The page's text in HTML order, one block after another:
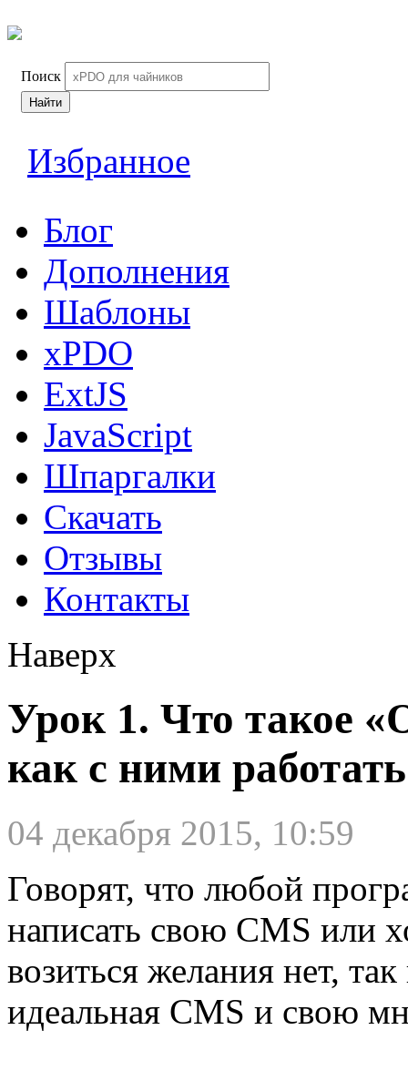
Поиск
Найти
Избранное
Блог
Дополнения
Шаблоны
xPDO
ExtJS
JavaScript
Шпаргалки
Скачать
Отзывы
Контакты
Наверх
Урок 1. Что такое
как с ними работать
04 декабря 2015, 10:59
Говорят, что любой
написать свою CMS или
возиться желания нет,
идеальная CMS и свою